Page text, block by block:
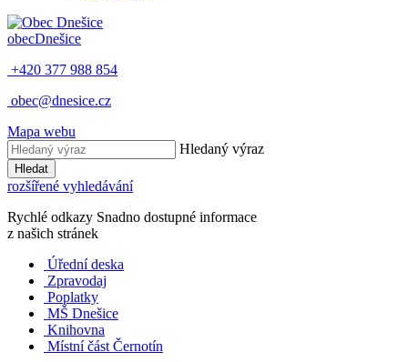
obecDnešice
+420 377 988 854
obec@dnesice.cz
Mapa webu
Hledaný výraz
Hledat
rozšířené vyhledávání
Rychlé odkazy Snadno dostupné informace
z našich stránek
Úřední deska
Zpravodaj
Poplatky
MŠ Dnešice
Knihovna
Místní část Černotín